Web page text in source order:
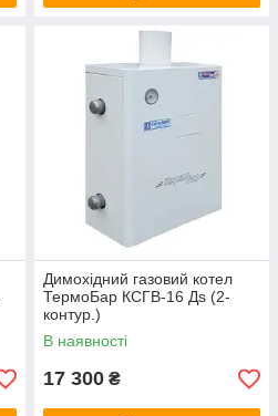
Димохідний газовий котел
ТермоБар КСГВ-16 Дѕ (2-
контур.)
В наявності
17 300 ₴